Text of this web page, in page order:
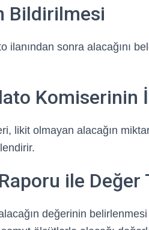
Bildirilmesi
ilanından sonra alacağını
Komiserinin
likit olmayan alacağın
ile Değer
değerinin belirlenmesi